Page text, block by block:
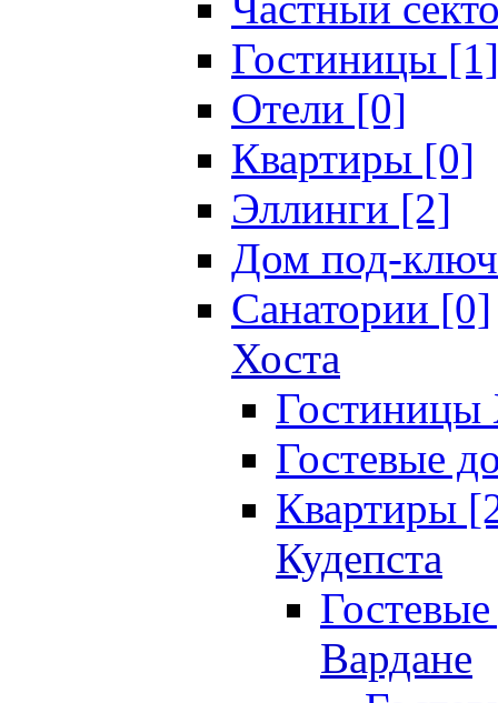
Гостиницы [1]
Отели [0]
Квартиры [0]
Эллинги [2]
Дом под-
Санатории [0]
Хоста
Гостевые
Квартиры
Кудепста
Вардане